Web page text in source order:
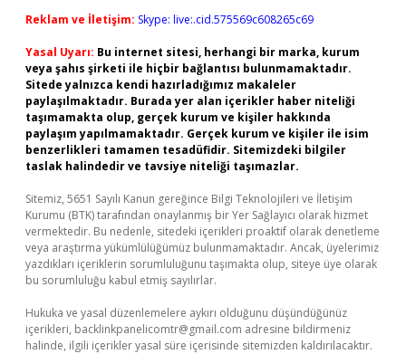
Reklam ve İletişim: Skype: live:.cid.575569c608265c69
Yasal Uyarı: Bu internet sitesi, herhangi bir marka, kurum
veya şahıs şirketi ile hiçbir bağlantısı bulunmamaktadır.
Sitede yalnızca kendi hazırladığımız makaleler
paylaşılmaktadır. Burada yer alan içerikler haber niteliği
taşımamakta olup, gerçek kurum ve kişiler hakkında
paylaşım yapılmamaktadır. Gerçek kurum ve kişiler ile isim
benzerlikleri tamamen tesadüfidir. Sitemizdeki bilgiler
taslak halindedir ve tavsiye niteliği taşımazlar.
Sitemiz, 5651 Sayılı Kanun gereğince Bilgi Teknolojileri ve İletişim
Kurumu (BTK) tarafından onaylanmış bir Yer Sağlayıcı olarak hizmet
vermektedir. Bu nedenle, sitedeki içerikleri proaktif olarak denetleme
veya araştırma yükümlülüğümüz bulunmamaktadır. Ancak, üyelerimiz
yazdıkları içeriklerin sorumluluğunu taşımakta olup, siteye üye olarak
bu sorumluluğu kabul etmiş sayılırlar.
Hukuka ve yasal düzenlemelere aykırı olduğunu düşündüğünüz
içerikleri, backlinkpanelicomtr@gmail.com adresine bildirmeniz
halinde, ilgili içerikler yasal süre içerisinde sitemizden kaldırılacaktır.